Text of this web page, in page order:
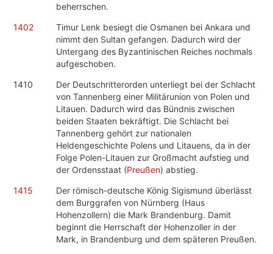
beherrschen.
1402
Timur Lenk besiegt die Osmanen bei Ankara und
nimmt den Sultan gefangen. Dadurch wird der
Untergang des Byzantinischen Reiches nochmals
aufgeschoben.
1410
Der Deutschritterorden unterliegt bei der Schlacht
von Tannenberg einer Militärunion von Polen und
Litauen. Dadurch wird das Bündnis zwischen
beiden Staaten bekräftigt. Die Schlacht bei
Tannenberg gehört zur nationalen
Heldengeschichte Polens und Litauens, da in der
Folge Polen-Litauen zur Großmacht aufstieg und
der Ordensstaat (Preußen) abstieg.
1415
Der römisch-deutsche König Sigismund überlässt
dem Burggrafen von Nürnberg (Haus
Hohenzollern) die Mark Brandenburg. Damit
beginnt die Herrschaft der Hohenzoller in der
Mark, in Brandenburg und dem späteren Preußen.